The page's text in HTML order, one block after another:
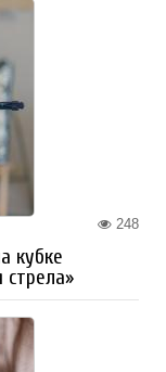
248
кубке
стрела»